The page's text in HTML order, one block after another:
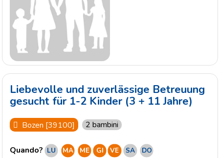
Liebevolle und zuverlässige Betreuung
gesucht für 1-2 Kinder (3 + 11 Jahre)
Bozen [39100] 2 bambini
Quando? LU MA ME GI VE SA DO